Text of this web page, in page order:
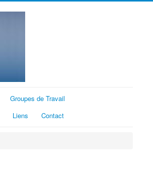
Groupes de Travail
Liens Contact